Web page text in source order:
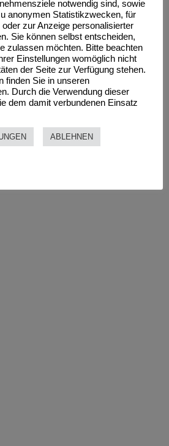
notwendig sind, sowie
anonymen Statistikzwecken, für
zur Anzeige personalisierter
Sie können selbst entscheiden,
zulassen möchten. Bitte beachten
Einstellungen womöglich nicht
der Seite zur Verfügung stehen.
finden Sie in unseren
Durch die Verwendung dieser
dem damit verbundenen Einsatz
ABLEHNEN